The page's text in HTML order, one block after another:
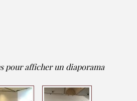
pour afficher un diaporama